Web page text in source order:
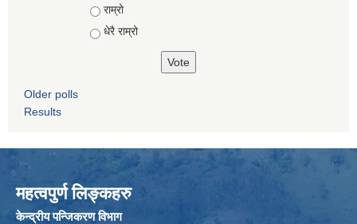
राम्रो
धेरै राम्रो
Older polls
Results
महत्वपुर्ण लिङ्कहरु
केन्द्रीय पन्जिकरण विभाग